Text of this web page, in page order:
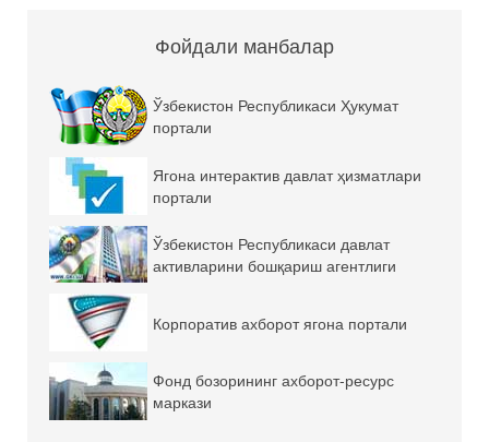
Фойдали манбалар
Ўзбекистон Республикаси Ҳукумат
портали
Ягона интерактив давлат ҳизматлари
портали
Ўзбекистон Республикаси давлат
активларини бошқариш агентлиги
Корпоратив ахборот ягона портали
Фонд бозорининг ахборот-ресурс
маркази